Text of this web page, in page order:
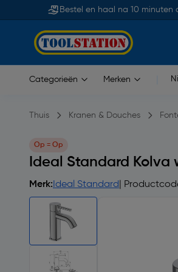
Bestel en haal na 10 minuten
Categorieën Merken
Thuis Kranen & Douches
Op = Op
Ideal Standard Kolva
Merk: Ideal Standard |